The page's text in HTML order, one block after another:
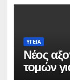
ΥΓΕΙΑ
Νέος
τομών